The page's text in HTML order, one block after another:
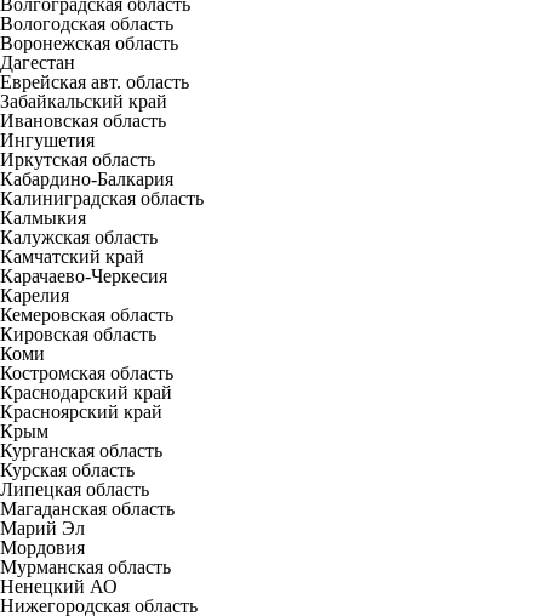
Волгоградская область
Вологодская область
Воронежская область
Дагестан
Еврейская авт. область
Забайкальский край
Ивановская область
Ингушетия
Иркутская область
Кабардино-Балкария
Калиниградская область
Калмыкия
Калужская область
Камчатский край
Карачаево-Черкесия
Карелия
Кемеровская область
Кировская область
Коми
Костромская область
Краснодарский край
Красноярский край
Крым
Курганская область
Курская область
Липецкая область
Магаданская область
Марий Эл
Мордовия
Мурманская область
Ненецкий АО
Нижегородская область